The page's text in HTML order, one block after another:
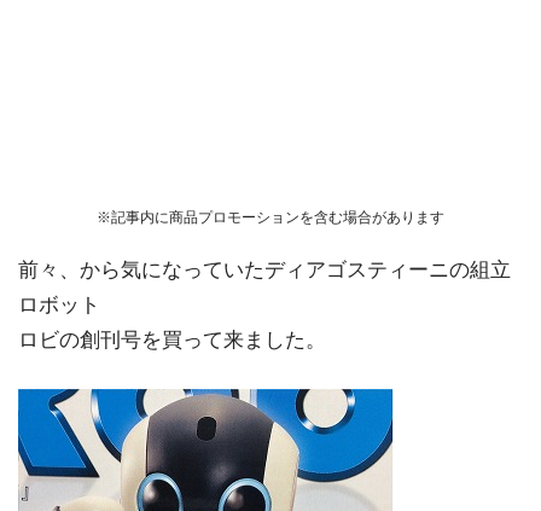
※記事内に商品プロモーションを含む場合があります
前々、から気になっていたディアゴスティーニの組立
ロボット
ロビの創刊号を買って来ました。